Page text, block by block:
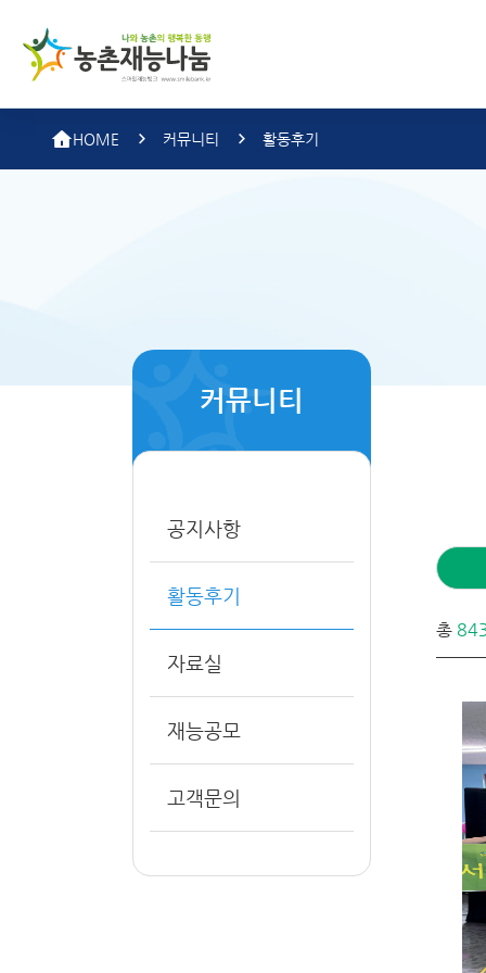
농촌
HOME 커뮤니티 활동후기
커뮤니티
공지사항
활동후기
자료실
재능공모
고객문의
총